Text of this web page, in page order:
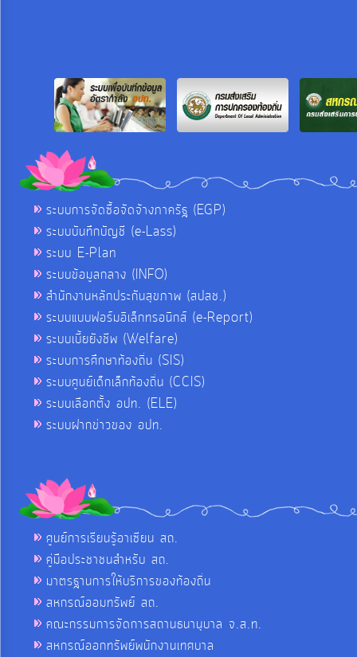
ระบบการจัดซื้อจัดจ้างภาครัฐ (EGP)
ระบบบันทึกบัญชี (e-Lass)
ระบบ E-Plan
ระบบข้อมูลกลาง (INFO)
สำนักงานหลักประกันสุขภาพ (สปสช.)
ระบบแบบฟอร์มอิเล็กทรอนิกส์ (e-Report)
ระบบเบี้ยยังชีพ (Welfare)
ระบบการศึกษาท้องถิ่น (SIS)
ระบบศูนย์เด็กเล็กท้องถิ่น (CCIS)
ระบบเลือกตั้ง อปท. (ELE)
ระบบฝากข่าวของ อปท.
ศูนย์การเรียนรู้อาเซียน สถ.
คู่มือประชาชนสำหรับ สถ.
มาตรฐานการให้บริการของท้องถิ่น
สหกรณ์ออมทรัพย์ สถ.
คณะกรรมการจัดการสถานธนานุบาล จ.ส.ท.
สหกรณ์ออกทรัพย์พนักงานเทศบาล